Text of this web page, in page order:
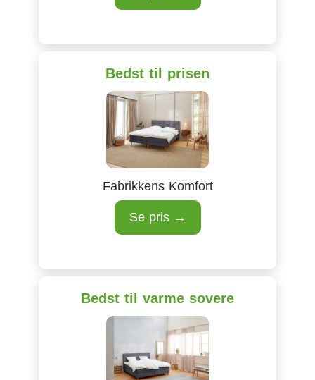
Bedst til prisen
Fabrikkens Komfort
Se pris →
Bedst til varme sovere